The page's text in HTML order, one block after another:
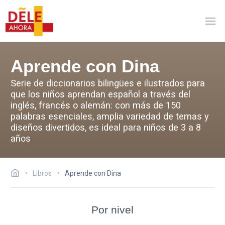
Aprende con Dina
Serie de diccionarios bilingües e ilustrados para
que los niños aprendan español a través del
inglés, francés o alemán: con más de 150
palabras esenciales, amplia variedad de temas y
diseños divertidos, es ideal para niños de 3 a 8
años
Libros Aprende con Dina
Por nivel